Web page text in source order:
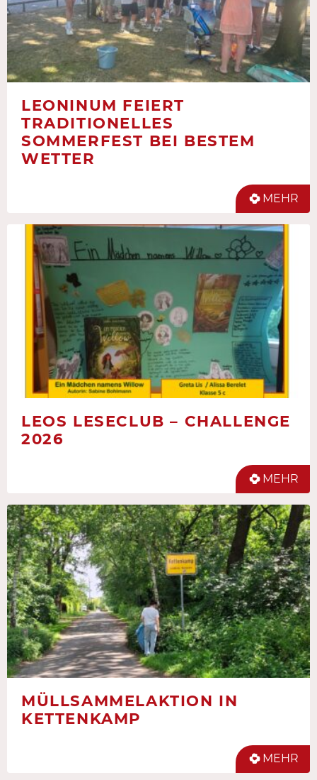
LEONINUM FEIERT
TRADITIONELLES
SOMMERFEST BEI BESTEM
WETTER
MEHR
LEOS LESECLUB – CHALLENGE
2026
MEHR
MÜLLSAMMELAKTION IN
KETTENKAMP
MEHR